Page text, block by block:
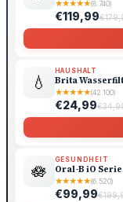
★★★★★(8.740)
€119,99
💧
HAUSHALT
Brita
★★★★★(42.100)
€24,99
🪷
GESUNDHEIT
Oral-B iO
★★★★★(6.520)
€99,99